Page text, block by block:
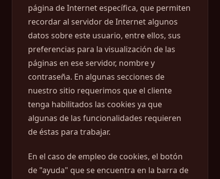
página de Internet específica, que permiten
recordar al servidor de Internet algunos
datos sobre este usuario, entre ellos, sus
preferencias para la visualización de las
páginas en ese servidor, nombre y
contraseña. En algunas secciones de
nuestro sitio requerimos que el cliente
tenga habilitados las cookies ya que
algunas de las funcionalidades requieren
de éstas para trabajar.
En el caso de empleo de cookies, el botón
de "ayuda" que se encuentra en la barra de